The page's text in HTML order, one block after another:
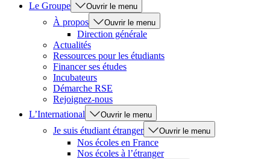
Le Groupe
Ouvrir le menu
À propos Ouvrir le menu
Direction générale
Actualités
Ressources pour les étudiants
Financer ses études
Incubateurs
Démarche RSE
Rejoignez-nous
L’International
Ouvrir le menu
Je suis étudiant étranger Ouvrir le menu
Nos écoles en France
Nos écoles à l’étranger